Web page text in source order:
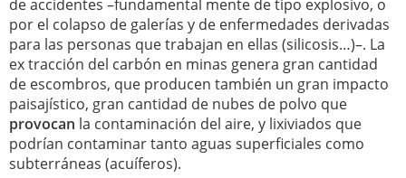
de accidentes –fundamental mente de tipo explosivo, o
por el colapso de galerías y de enfermedades derivadas
para las personas que trabajan en ellas (silicosis…)–. La
ex tracción del carbón en minas genera gran cantidad
de escombros, que producen también un gran impacto
paisajístico, gran cantidad de nubes de polvo que
provocan la contaminación del aire, y lixiviados que
podrían contaminar tanto aguas superficiales como
subterráneas (acuíferos).